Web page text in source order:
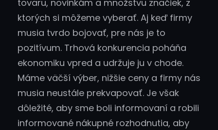
tovaru, novinkám a množstvu značiek, z
ktorých si môžeme vyberať. Aj keď firmy
musia tvrdo bojovať, pre nás je to
pozitívum. Trhová konkurencia poháňa
ekonomiku vpred a udržuje ju v chode.
Máme väčší výber, nižšie ceny a firmy nás
musia neustále prekvapovať. Je však
dôležité, aby sme boli informovaní a robili
informované nákupné rozhodnutia, aby